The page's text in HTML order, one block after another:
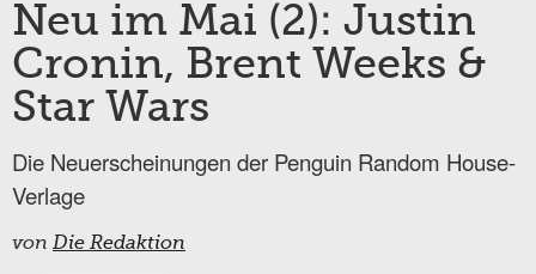
Neu im Mai (2): Justin
Cronin, Brent Weeks &
Star Wars
Die Neuerscheinungen der Penguin Random House-
Verlage
von Die Redaktion